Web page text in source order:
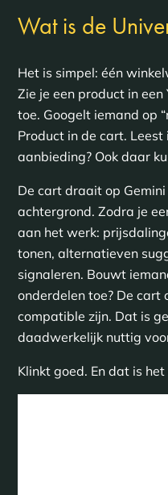
Wat is de
Het is simpel: één
Zie je een product in een
toe. Googelt iemand op
Product in de cart.
aanbieding? Ook daar
De cart draait op
achtergrond. Zodra je
aan het werk:
tonen, alternatieven
signaleren. Bouwt
onderdelen toe? De cart
compatible zijn. Dat is
daadwerkelijk nuttig
Klinkt goed. En dat is